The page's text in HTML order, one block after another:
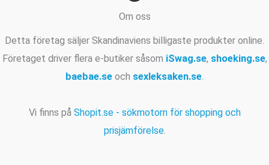
Om oss
Detta företag säljer Skandinaviens billigaste produkter online.
Företaget driver flera e-butiker såsom iSwag.se, shoeking.se,
baebae.se och sexleksaken.se.
Vi finns på Shopit.se - sökmotorn för shopping och
prisjämförelse.